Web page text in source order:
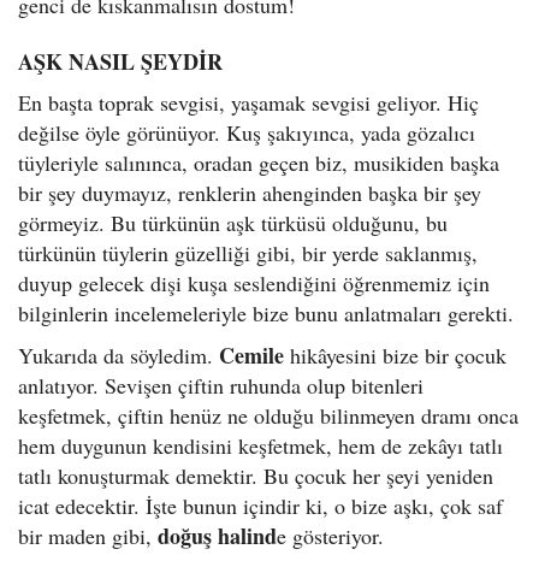
AŞK NASIL ŞEYDİR
En başta toprak sevgisi, yaşamak sevgisi geliyor. Hiç
değilse öyle görünüyor. Kuş şakıyınca, yada gözalıcı
tüyleriyle salınınca, oradan geçen biz, musikiden başka
bir şey duymayız, renklerin ahenginden başka bir şey
görmeyiz. Bu türkünün aşk türküsü olduğunu, bu
türkünün tüylerin güzelliği gibi, bir yerde saklanmış,
duyup gelecek dişi kuşa seslendiğini öğrenmemiz için
bilginlerin incelemeleriyle bize bunu anlatmaları gerekti.
Yukarıda da söyledim. Cemile hikâyesini bize bir çocuk
anlatıyor. Sevişen çiftin ruhunda olup bitenleri
keşfetmek, çiftin henüz ne olduğu bilinmeyen dramı onca
hem duygunun kendisini keşfetmek, hem de zekâyı tatlı
tatlı konuşturmak demektir. Bu çocuk her şeyi yeniden
icat edecektir. İşte bunun içindir ki, o bize aşkı, çok saf
bir maden gibi, doğuş halinde gösteriyor.